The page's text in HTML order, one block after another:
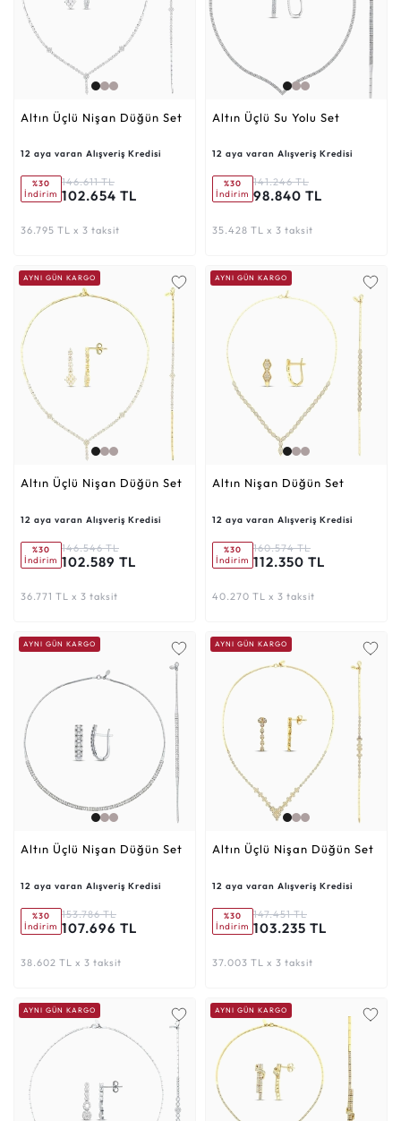
Altın Üçlü Nişan Düğün Set
12 aya varan Alışveriş Kredisi
%30
İndirim
146.611 TL
102.654 TL
36.795 TL x 3 taksit
Altın Üçlü Su Yolu Set
12 aya varan Alışveriş Kredisi
%30
İndirim
141.246 TL
98.840 TL
35.428 TL x 3 taksit
AYNI GÜN KARGO
Altın Üçlü Nişan Düğün Set
12 aya varan Alışveriş Kredisi
%30
İndirim
146.546 TL
102.589 TL
36.771 TL x 3 taksit
AYNI GÜN KARGO
Altın Nişan Düğün Set
12 aya varan Alışveriş Kredisi
%30
İndirim
160.574 TL
112.350 TL
40.270 TL x 3 taksit
AYNI GÜN KARGO
Altın Üçlü Nişan Düğün Set
12 aya varan Alışveriş Kredisi
%30
İndirim
153.786 TL
107.696 TL
38.602 TL x 3 taksit
AYNI GÜN KARGO
Altın Üçlü Nişan Düğün Set
12 aya varan Alışveriş Kredisi
%30
İndirim
147.451 TL
103.235 TL
37.003 TL x 3 taksit
AYNI GÜN KARGO AYNI GÜN KARGO